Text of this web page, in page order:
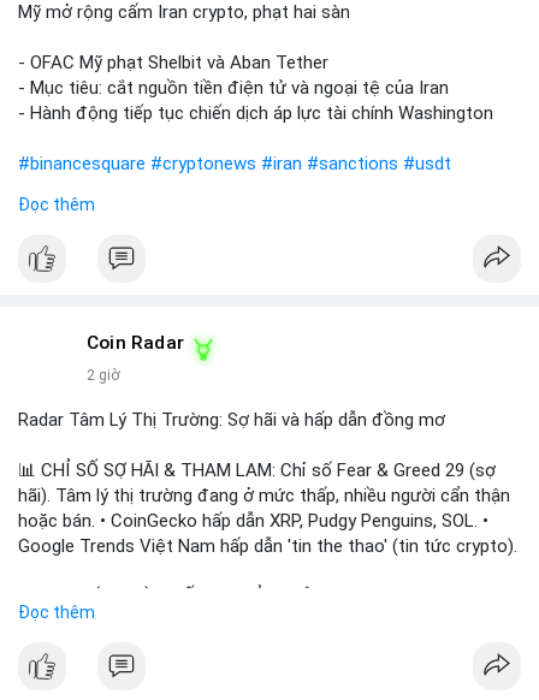
Mỹ mở rộng cấm Iran crypto, phạt hai sàn
- OFAC Mỹ phạt Shelbit và Aban Tether
- Mục tiêu: cắt nguồn tiền điện tử và ngoại tệ của Iran
- Hành động tiếp tục chiến dịch áp lực tài chính Washington
#binancesquare #cryptonews #iran #sanctions #usdt
$usdt
#vlikevn #titanbot
Đọc thêm
Coin Radar
2 giờ
Radar Tâm Lý Thị Trường: Sợ hãi và hấp dẫn đồng mơ
📊 CHỈ SỐ SỢ HÃI & THAM LAM: Chỉ số Fear & Greed 29 (sợ
hãi). Tâm lý thị trường đang ở mức thấp, nhiều người cẩn thận
hoặc bán. • CoinGecko hấp dẫn XRP, Pudgy Penguins, SOL. •
Google Trends Việt Nam hấp dẫn 'tin the thao' (tin tức crypto).
ONDO, CASHCAT. • Chủ đề 'tô thị ty na' (tỷ giá) và 'giao thông'
BTC breakout và lệnh long/short.
Đọc thêm